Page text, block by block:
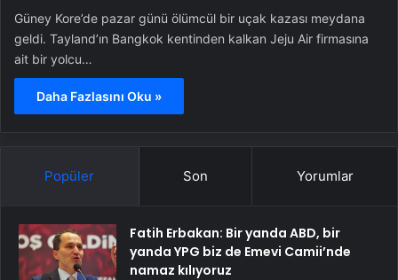
Güney Kore’de pazar günü ölümcül bir uçak kazası meydana
geldi. Tayland’ın Bangkok kentinden kalkan Jeju Air firmasına
ait bir yolcu…
Daha Fazlasını Oku »
Popüler Son Yorumlar
Fatih Erbakan: Bir yanda ABD, bir
yanda YPG biz de Emevi Camii’nde
namaz kılıyoruz